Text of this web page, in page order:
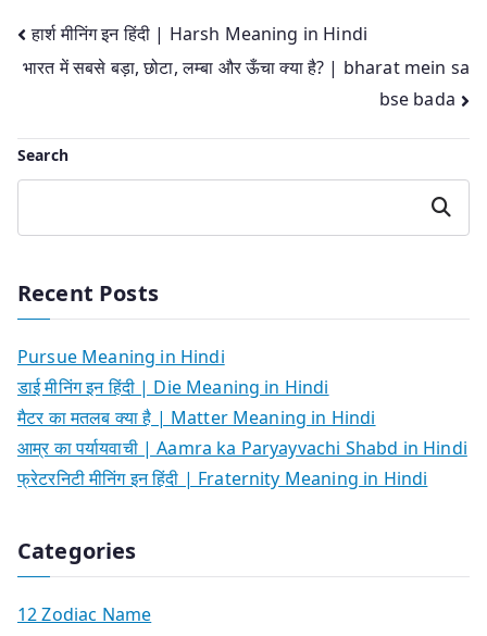
Post
navigation
हार्श मीनिंग इन हिंदी | Harsh Meaning in Hindi
भारत में सबसे बड़ा, छोटा, लम्बा और ऊँचा क्या है? | bharat mein sa
bse bada
Search
Search
Recent Posts
Pursue Meaning in Hindi
डाई मीनिंग इन हिंदी | Die Meaning in Hindi
मैटर का मतलब क्या है | Matter Meaning in Hindi
आम्र का पर्यायवाची | Aamra ka Paryayvachi Shabd in Hindi
फ्रेटरनिटी मीनिंग इन हिंदी | Fraternity Meaning in Hindi
Categories
12 Zodiac Name